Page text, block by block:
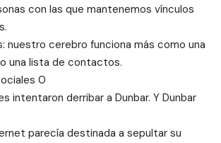
con las que mantenemos vínculos
nuestro cerebro funciona más como una
una lista de contactos.
0
intentaron derribar a Dunbar. Y Dunbar
parecía destinada a sepultar su